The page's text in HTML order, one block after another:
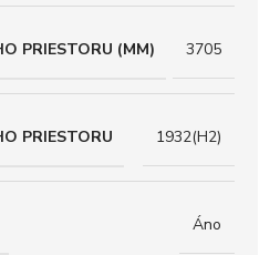
PRIESTORU (MM) 3705
PRIESTORU 1932(H2)
Áno